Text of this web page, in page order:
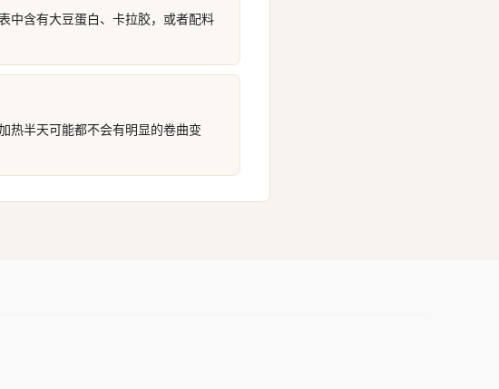
中含有大豆蛋白、卡拉胶，或者配料
热半天可能都不会有明显的卷曲变